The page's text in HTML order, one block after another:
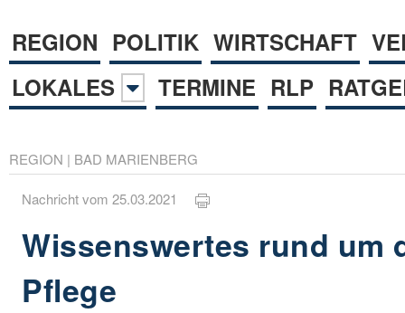
REGION POLITIK WIRTSCHAFT
LOKALES
TERMINE RLP
REGION | BAD MARIENBERG
Nachricht vom 25.03.2021
Wissenswertes rund um
Pflege